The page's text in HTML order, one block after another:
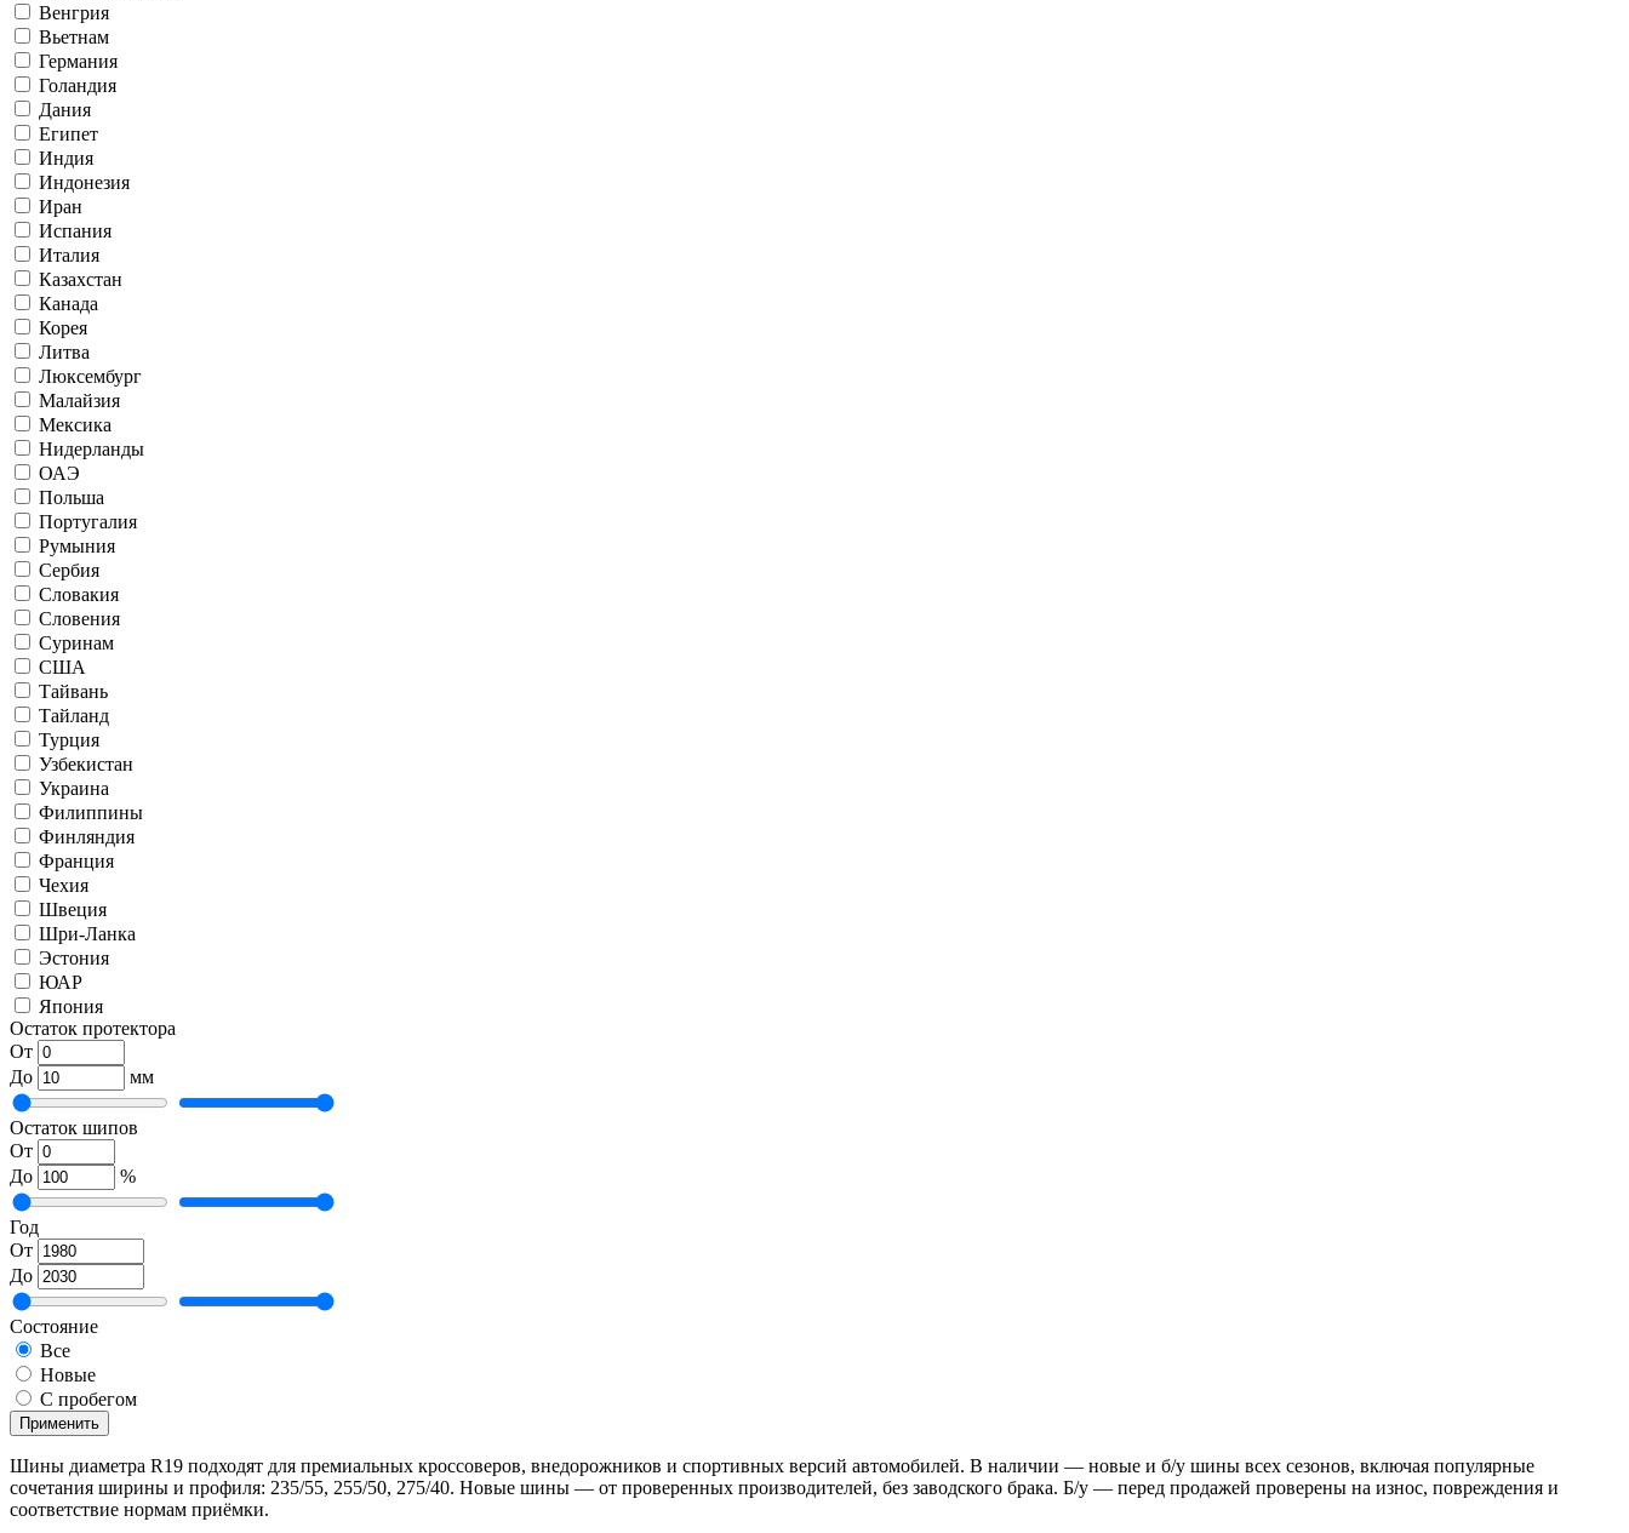
Венгрия
Вьетнам
Германия
Голандия
Дания
Египет
Индия
Индонезия
Иран
Испания
Италия
Казахстан
Канада
Корея
Литва
Люксембург
Малайзия
Мексика
Нидерланды
ОАЭ
Польша
Португалия
Румыния
Сербия
Словакия
Словения
Суринам
США
Тайвань
Тайланд
Турция
Узбекистан
Украина
Филиппины
Финляндия
Франция
Чехия
Швеция
Шри-Ланка
Эстония
ЮАР
Япония
Остаток протектора
От
До
мм
Остаток шипов
От
До
%
Год
От
До
Состояние
Все
Новые
С пробегом
Применить
Шины диаметра R19 подходят для премиальных кроссоверов, внедорожников и спортивных версий автомобилей. В наличии — новые и б/у шины всех сезонов, включая популярные
сочетания ширины и профиля: 235/55, 255/50, 275/40. Новые шины — от проверенных производителей, без заводского брака. Б/у — перед продажей проверены на износ, повреждения и
соответствие нормам приёмки.